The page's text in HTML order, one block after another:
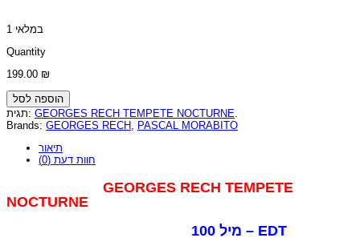
1 במלאי
Quantity
199.00 ₪
הוספה לסל
תגית: GEORGES RECH TEMPETE NOCTURNE.
Brands: GEORGES RECH, PASCAL MORABITO
תיאור
חוות דעת (0)
GEORGES RECH TEMPETE
NOCTURNE
100 מיל – EDT